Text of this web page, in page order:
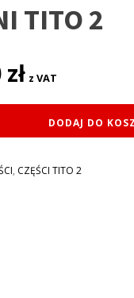
TITO 2
zł z VAT
DODAJ DO
, CZĘŚCI TITO 2